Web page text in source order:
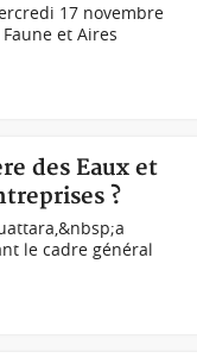
17 novembre
et Aires
des Eaux et
?
le cadre général